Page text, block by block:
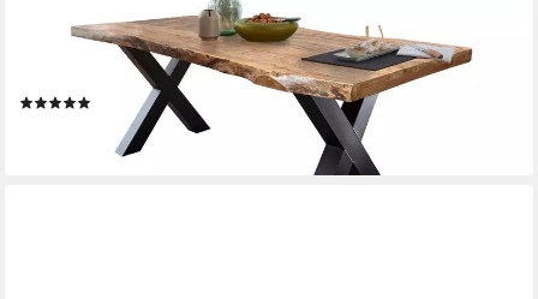
Baumkantentisch TOMASO / Massivholz Mango / 55 mm
Tischplatte, Standbeine als X-Gestell / Metall schwarz lackiert /
lieferbar - in 5-6 Werktagen bei dir